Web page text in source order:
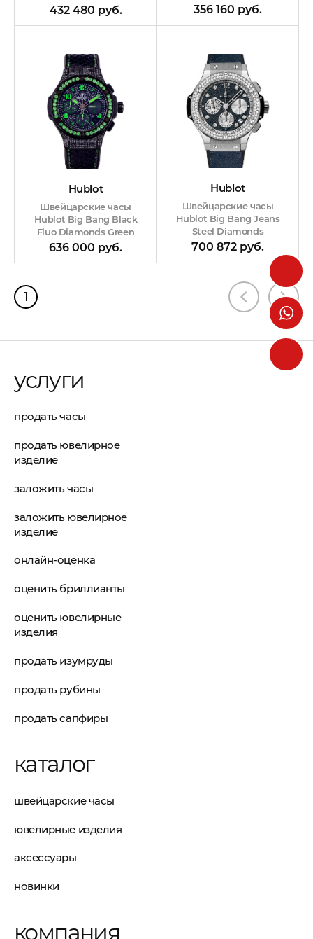
Blue
432 480 руб. 356 160 руб.
Hublot
Швейцарские часы
Hublot Big Bang Black
Fluo Diamonds Green
636 000 руб.
Hublot
Швейцарские часы
Hublot Big Bang Jeans
Steel Diamonds
700 872 руб.
1
услуги
продать часы
продать ювелирное
изделие
заложить часы
заложить ювелирное
изделие
онлайн-оценка
оценить бриллианты
оценить ювелирные
изделия
продать изумруды
продать рубины
продать сапфиры
каталог
швейцарские часы
ювелирные изделия
аксессуары
новинки
компания